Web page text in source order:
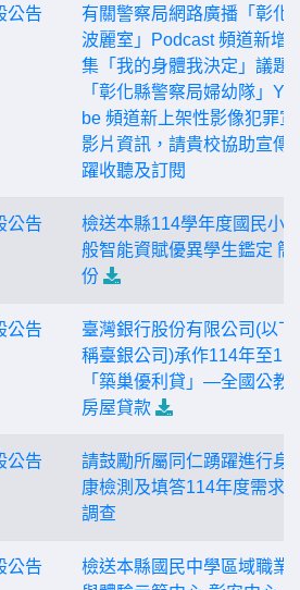
公告
有關警察局網路廣播「彰化
波麗室」Podcast 頻道新增
集「我的身體我決定」議題
「彰化縣警察局婦幼隊」
be 頻道新上架性影像犯罪宣
影片資訊，請貴校協助宣傳
躍收聽及訂閱
公告
檢送本縣114學年度國民小
般智能資賦優異學生鑑定 簡
份
公告
臺灣銀行股份有限公司(以下
稱臺銀公司)承作114年至
「築巢優利貸」—全國公教
房屋貸款
公告
請鼓勵所屬同仁踴躍進行身
康檢測及填答114年度需求
調查
公告
檢送本縣國民中學區域職業